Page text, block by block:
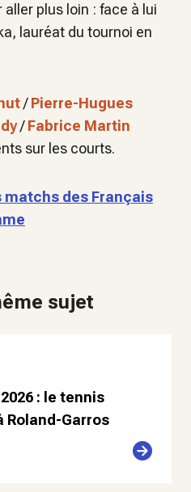
plus loin : face à lui
lauréat du tournoi en
/Pierre-Hugues
/Fabrice Martin
sur les courts.
matchs des Français
sujet
: le tennis
Roland-Garros